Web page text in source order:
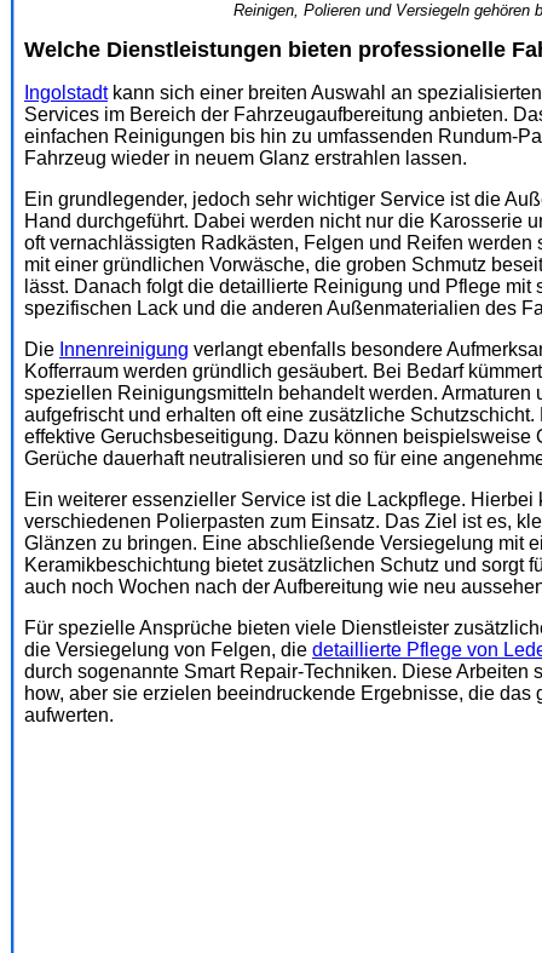
Reinigen, Polieren und Versiegeln gehören
Welche Dienstleistungen bieten professionelle
Ingolstadtkann sich einer breiten Auswahl an
Services im Bereich der Fahrzeugaufbereitung anbieten.
einfachen Reinigungen bis hin zu umfassenden Rundum-
Fahrzeug wieder in neuem Glanz erstrahlen lassen.
Ein grundlegender, jedoch sehr wichtiger Service ist die
Hand durchgeführt. Dabei werden nicht nur die Karosserie
oft vernachlässigten Radkästen, Felgen und Reifen
mit einer gründlichen Vorwäsche, die groben Schmutz
lässt. Danach folgt die detaillierte Reinigung und Pflege
spezifischen Lack und die anderen Außenmaterialien des
Die Innenreinigung verlangt ebenfalls besondere
Kofferraum werden gründlich gesäubert. Bei Bedarf
speziellen Reinigungsmitteln behandelt werden.
aufgefrischt und erhalten oft eine zusätzliche
effektive Geruchsbeseitigung. Dazu können
Gerüche dauerhaft neutralisieren und so für eine
Ein weiterer essenzieller Service ist die Lackpflege.
verschiedenen Polierpasten zum Einsatz. Das Ziel ist es,
Glänzen zu bringen. Eine abschließende Versiegelung mit
Keramikbeschichtung bietet zusätzlichen Schutz und sorgt
auch noch Wochen nach der Aufbereitung wie neu
Für spezielle Ansprüche bieten viele Dienstleister
die Versiegelung von Felgen, die detaillierte Pflege von
durch sogenannte Smart Repair-Techniken. Diese
how, aber sie erzielen beeindruckende Ergebnisse, die
aufwerten.